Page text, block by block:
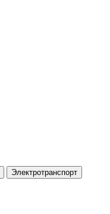
Электротранспорт